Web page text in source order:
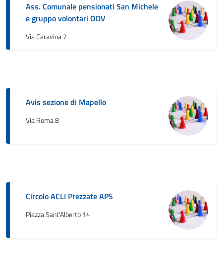
Ass. Comunale pensionati San Michele
e gruppo volontari ODV
Via Caravina 7
Avis sezione di Mapello
Via Roma 8
Circolo ACLI Prezzate APS
Piazza Sant'Alberto 14